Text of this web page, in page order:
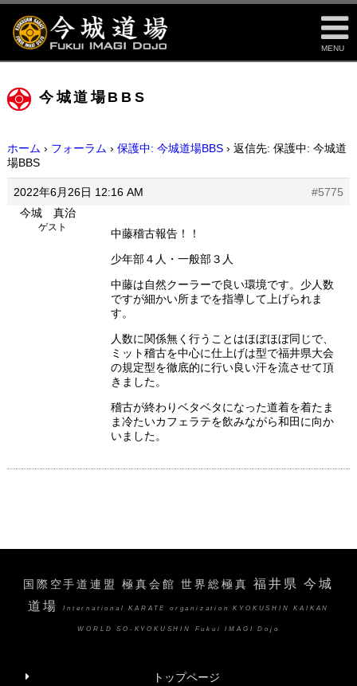
MENU
今城道場BBS
ホーム › フォーラム › 保護中: 今城道場BBS › 返信先: 保護中: 今城道
場BBS
2022年6月26日 12:16 AM
#5775
今城 真治
ゲスト
中藤稽古報告！！
少年部４人・一般部３人
中藤は自然クーラーで良い環境です。少人数
ですが細かい所までを指導して上げられま
す。
人数に関係無く行うことはほぼほぼ同じで、
ミット稽古を中心に仕上げは型で福井県大会
の規定型を徹底的に行い良い汗を流させて頂
きました。
稽古が終わりベタベタになった道着を着たま
ま冷たいカフェラテを飲みながら和田に向か
いました。
国際空手道連盟 極真会館 世界総極真福井県 今城
道場
International KARATE organization KYOKUSHIN KAIKAN
WORLD SO-KYOKUSHIN Fukui IMAGI Dojo
トップページ